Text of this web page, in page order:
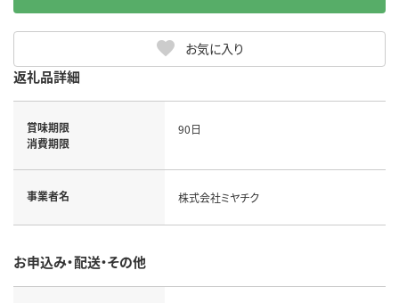
お気に入り
返礼品詳細
賞味期限
消費期限
90日
事業者名 株式会社ミヤチク
お申込み・配送・その他